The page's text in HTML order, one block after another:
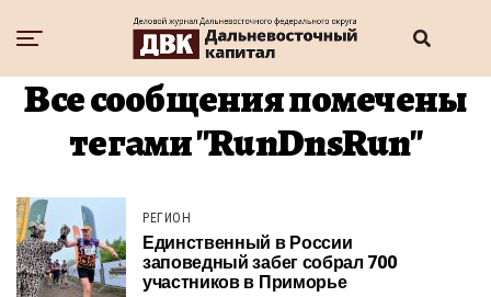
Все сообщения помечены
тегами "RunDnsRun"
РЕГИОН
Единственный в России
заповедный забег собрал 700
участников в Приморье